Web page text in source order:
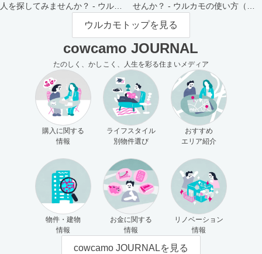
人を探してみませんか？ - ウルカ
せんか？ - ウルカモの使い方（買
主さま向け）
ウルカモトップを見る
cowcamo JOURNAL
たのしく、かしこく、人生を彩る住まいメディア
購入に関する
情報
ライフスタイル
別物件選び
おすすめ
エリア紹介
物件・建物
情報
お金に関する
情報
リノベーション
情報
cowcamo JOURNALを見る